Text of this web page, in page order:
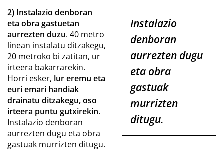
Instalazio
denboran
aurrezten dugu
eta obra
gastuak
murrizten
ditugu.
2) Instalazio denboran
eta obra gastuetan
aurrezten duzu. 40 metro
linean instalatu ditzakegu,
20 metroko bi zatitan, ur
irteera bakarrarekin.
Horri esker, lur eremu eta
euri emari handiak
drainatu ditzakegu, oso
irteera puntu gutxirekin.
Instalazio denboran
aurrezten dugu eta obra
gastuak murrizten ditugu.